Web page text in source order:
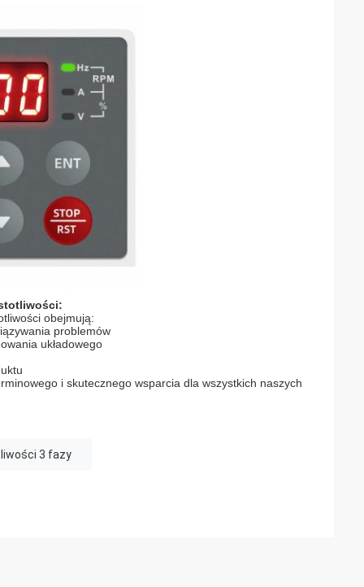
obejmują:
problemów
układowego
i skutecznego wsparcia dla wszystkich naszych
3 fazy